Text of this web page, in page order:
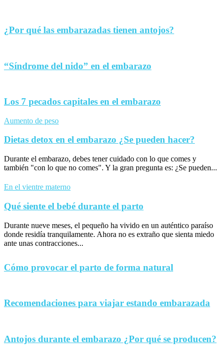
¿Por qué las embarazadas tienen antojos?
“Síndrome del nido” en el embarazo
Los 7 pecados capitales en el embarazo
Aumento de peso
Dietas detox en el embarazo ¿Se pueden hacer?
Durante el embarazo, debes tener cuidado con lo que comes y
también "con lo que no comes". Y la gran pregunta es: ¿Se pueden...
En el vientre materno
Qué siente el bebé durante el parto
Durante nueve meses, el pequeño ha vivido en un auténtico paraíso
donde residía tranquilamente. Ahora no es extraño que sienta miedo
ante unas contracciones...
Cómo provocar el parto de forma natural
Recomendaciones para viajar estando embarazada
Antojos durante el embarazo ¿Por qué se producen?